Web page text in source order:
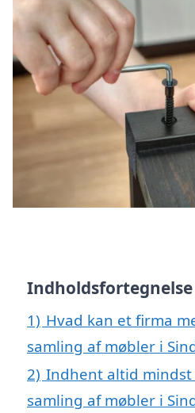
Indholdsfortegnelse
1) Hvad kan et firma
samling af møbler i
2) Indhent altid
samling af møbler i